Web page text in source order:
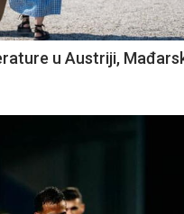
u Austriji,